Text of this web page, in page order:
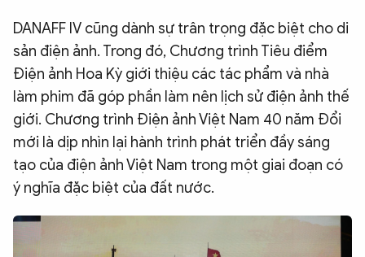
DANAFF IV cũng dành sự trân trọng đặc biệt cho di
sản điện ảnh. Trong đó, Chương trình Tiêu điểm
Điện ảnh Hoa Kỳ giới thiệu các tác phẩm và nhà
làm phim đã góp phần làm nên lịch sử điện ảnh thế
giới. Chương trình Điện ảnh Việt Nam 40 năm Đổi
mới là dịp nhìn lại hành trình phát triển đầy sáng
tạo của điện ảnh Việt Nam trong một giai đoạn có
ý nghĩa đặc biệt của đất nước.